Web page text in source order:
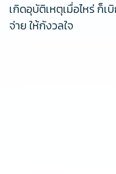
เกิดอุบัติเหตุเมื่อไหร่ ก็เ
จ่าย ให้กังวลใจ